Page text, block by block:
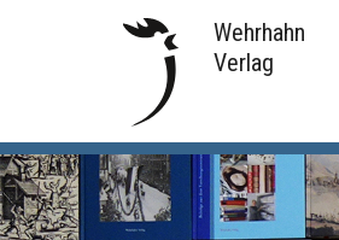
Wehrhahn
Verlag